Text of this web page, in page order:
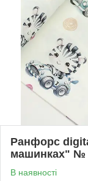
Ранфорс
машинках" №
В наявності